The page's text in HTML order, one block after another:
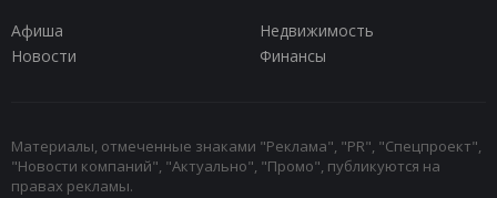
Афиша
Недвижимость
Новости
Финансы
Материалы, отмеченные знаками "Реклама", "PR", "Спецпроект",
"Новости компаний", "Актуально", "Промо", публикуются на
правах рекламы.